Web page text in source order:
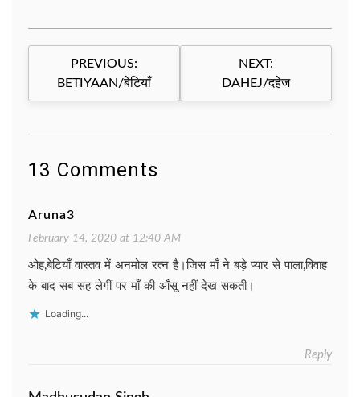
Post
navigation
PREVIOUS:
BETIYAAN/बेटियाँ
NEXT:
DAHEJ/दहेज
13 Comments
Aruna3
February 14, 2020 at 12:40 AM
ओह,बेटियाँ वास्तव में अनमोल रत्न है।जिस माँ ने बड़े प्यार से पाला,विवाह
के बाद सब सह लेगीं पर माँ की आँसू नहीं देख सकती।
Loading...
Reply